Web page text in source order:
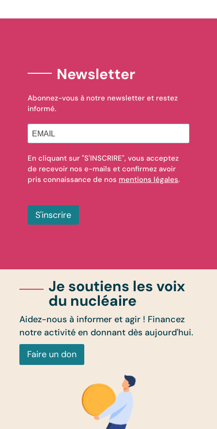
Newsletter
Abonnez-vous à notre newsletter et restez
informé.
En cliquant sur "S'INSCRIRE", vous acceptez
de recevoir nos e-mails et confirmez avoir
pris connaissance de nos mentions légales.
S'inscrire
Je soutiens les voix
du nucléaire
Aidez-nous à informer et agir ! Financez
notre activité en donnant dès aujourd'hui.
Faire un don